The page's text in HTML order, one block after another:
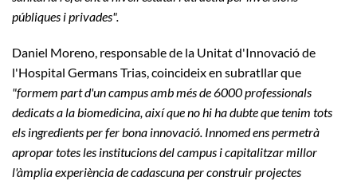
públiques i privades".
Daniel Moreno, responsable de la Unitat d'Innovació de
l'Hospital Germans Trias, coincideix en subratllar que
"formem part d'un campus amb més de 6000 professionals
dedicats a la biomedicina, així que no hi ha dubte que tenim tots
els ingredients per fer bona innovació. Innomed ens permetrà
apropar totes les institucions del campus i capitalitzar millor
l'àmplia experiència de cadascuna per construir projectes